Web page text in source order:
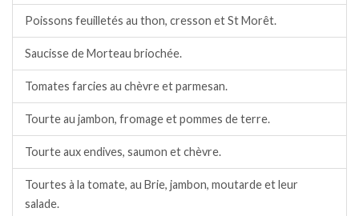
Poissons feuilletés au thon, cresson et St Morêt.
Saucisse de Morteau briochée.
Tomates farcies au chèvre et parmesan.
Tourte au jambon, fromage et pommes de terre.
Tourte aux endives, saumon et chèvre.
Tourtes à la tomate, au Brie, jambon, moutarde et leur
salade.